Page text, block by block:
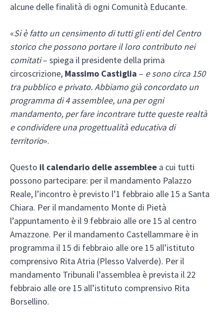
alcune delle finalità di ogni Comunità Educante.
«Si è fatto un censimento di tutti gli enti del Centro
storico che possono portare il loro contributo nei
comitati– spiega il presidente della prima
circoscrizione, Massimo Castiglia – e sono circa 150
tra pubblico e privato. Abbiamo già concordato un
programma di 4 assemblee, una per ogni
mandamento, per fare incontrare tutte queste realtà
e condividere una progettualità educativa di
territorio».
Questo il calendario delle assemblee a cui tutti
possono partecipare: per il mandamento Palazzo
Reale, l’incontro è previsto l’1 febbraio alle 15 a Santa
Chiara. Per il mandamento Monte di Pietà
l’appuntamento è il 9 febbraio alle ore 15 al centro
Amazzone. Per il mandamento Castellammare è in
programma il 15 di febbraio alle ore 15 all’istituto
comprensivo Rita Atria (Plesso Valverde). Per il
mandamento Tribunali l’assemblea è prevista il 22
febbraio alle ore 15 all’istituto comprensivo Rita
Borsellino.